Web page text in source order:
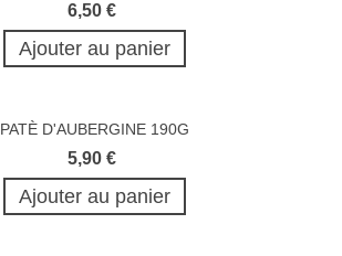
6,50 €
Ajouter au panier
PATÈ D'AUBERGINE 190G
5,90 €
Ajouter au panier